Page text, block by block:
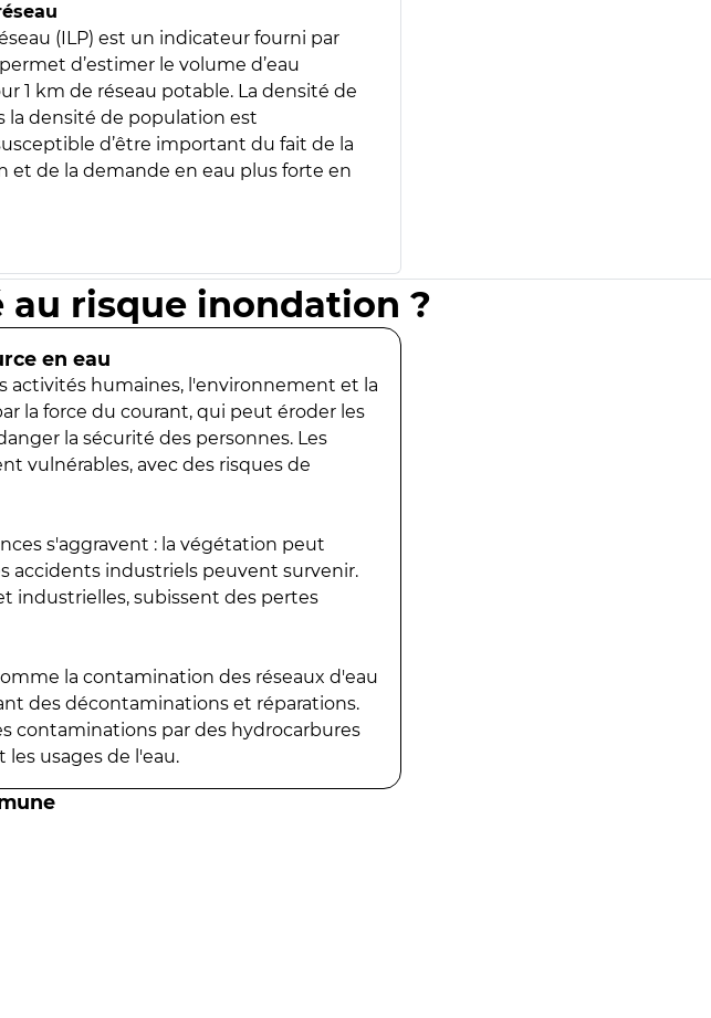
(ILP) est un indicateur fourni par
d’estimer le volume d’eau
1 km de réseau potable. La densité de
la densité de population est
d’être important du fait de la
et de la demande en eau plus forte en
risque inondation ?
en eau
activités humaines, l'environnement et la
la force du courant, qui peut éroder les
la sécurité des personnes. Les
vulnérables, avec des risques de
s'aggravent : la végétation peut
accidents industriels peuvent survenir.
industrielles, subissent des pertes
la contamination des réseaux d'eau
des décontaminations et réparations.
contaminations par des hydrocarbures
usages de l'eau.